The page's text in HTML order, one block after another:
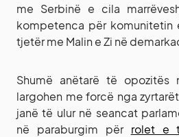
me Serbinë e cila
kompetenca për komunitetin
tjetër me Malin e Zi në
Shumë anëtarë të opozitës
largohen me forcë nga
janë të ulur në seancat
në paraburgim për rolet e